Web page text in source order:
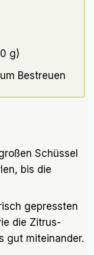
g)
Bestreuen
Schüssel
bis die
gepressten
die Zitrus-
gut miteinander.